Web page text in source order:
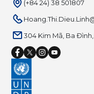
(+84 24) 38 501807
304 Kim Mã, Ba